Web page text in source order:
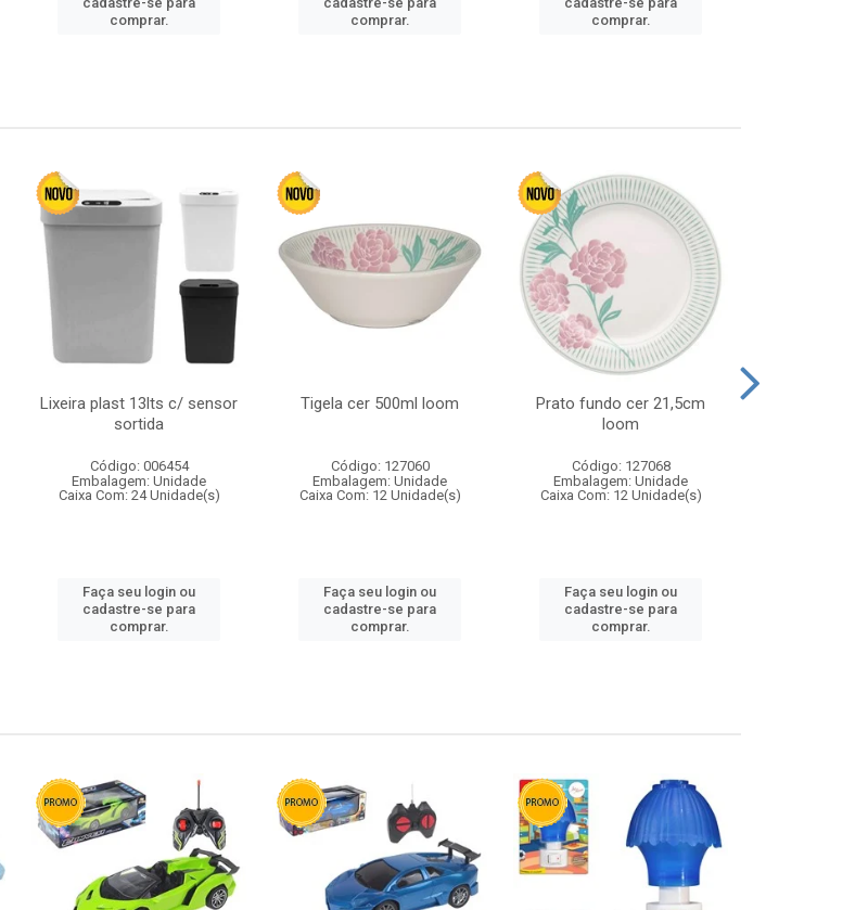
comprar.
comprar.
comprar.
Lixeira plast 13lts c/ sensor
sortida
Código: 006454
Embalagem: Unidade
Caixa Com: 24 Unidade(s)
Faça seu login ou
cadastre-se para
comprar.
Tigela cer 500ml loom
Código: 127060
Embalagem: Unidade
Caixa Com: 12 Unidade(s)
Faça seu login ou
cadastre-se para
comprar.
Prato fundo cer 21,5cm
loom
Código: 127068
Embalagem: Unidade
Caixa Com: 12 Unidade(s)
Faça seu login ou
cadastre-se para
comprar.